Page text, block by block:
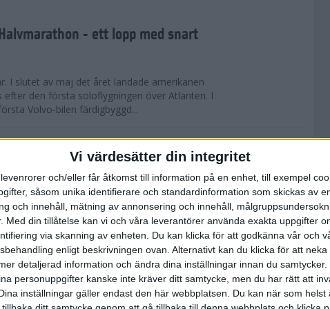
Vi värdesätter din integritet
och/eller får åtkomst till information på en enhet, till exempel
såsom unika identifierare och standardinformation som skickas av
och innehåll, mätning av annonsering och innehåll,
Med din tillåtelse kan vi och våra leverantörer använda exakta uppgifter
via skanning av enheten. Du kan klicka för att godkänna vår och
enligt beskrivningen ovan. Alternativt kan du klicka för att
detaljerad information och ändra dina inställningar innan du samtycker.
personuppgifter kanske inte kräver ditt samtycke, men du har rätt att
inställningar gäller endast den här webbplatsen. Du kan när som helst
- ett lopp med snart
I slutet av maj det året landade amerikanen
efter den första soloflygningen över Atlanten. I
Volvo-bilen färdigbyggd...
till marans skapare
tisdagskvällen tilldelades Anders Olsson, som
starta Stockholm Marathon startades 1979,
för motionslöpningens ut...
och återhämtning
FLOWLIFE | Att springa under
utmaning som stärker både kropp och